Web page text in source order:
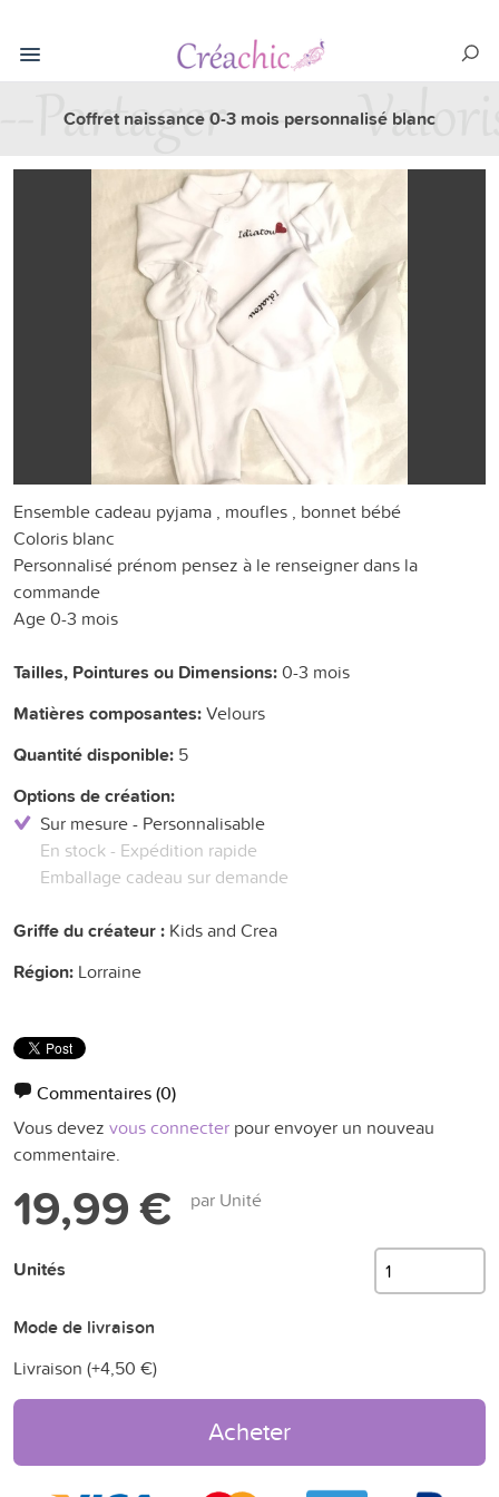
Coffret naissance 0-3 mois personnalisé blanc
Ensemble cadeau pyjama , moufles , bonnet bébé
Coloris blanc
Personnalisé prénom pensez à le renseigner dans la
commande
Age 0-3 mois
Tailles, Pointures ou Dimensions:0-3 mois
Matières composantes:Velours
Quantité disponible: 5
Options de création:
Sur mesure - Personnalisable
En stock - Expédition rapide
Emballage cadeau sur demande
Griffe du créateur : Kids and Crea
Région: Lorraine
Commentaires(0)
Vous devez vous connecter pour envoyer un nouveau
commentaire.
19,99 € par Unité
Unités
Mode de livraison
Livraison (+4,50 €)
Acheter